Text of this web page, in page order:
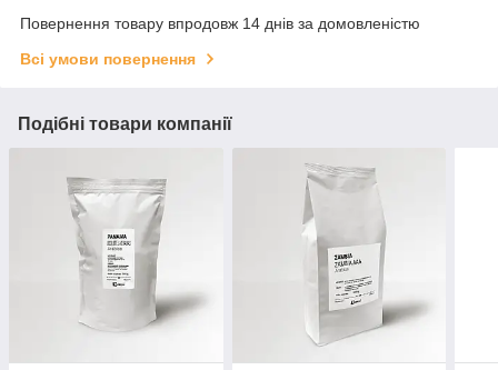
Повернення товару впродовж 14 днів за домовленістю
Всі умови повернення
Подібні товари компанії